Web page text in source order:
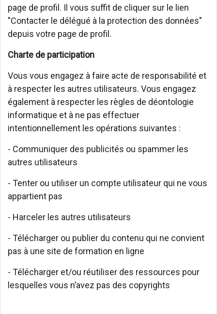
page de profil. Il vous suffit de cliquer sur le lien
"Contacter le délégué à la protection des données"
depuis votre page de profil.
Charte de participation
Vous vous engagez à faire acte de responsabilité et
à respecter les autres utilisateurs. Vous engagez
également à respecter les règles de déontologie
informatique et à ne pas effectuer
intentionnellement les opérations suivantes :
- Communiquer des publicités ou spammer les
autres utilisateurs
- Tenter ou utiliser un compte utilisateur qui ne vous
appartient pas
- Harceler les autres utilisateurs
- Télécharger ou publier du contenu qui ne convient
pas à une site de formation en ligne
- Télécharger et/ou réutiliser des ressources pour
lesquelles vous n’avez pas des copyrights